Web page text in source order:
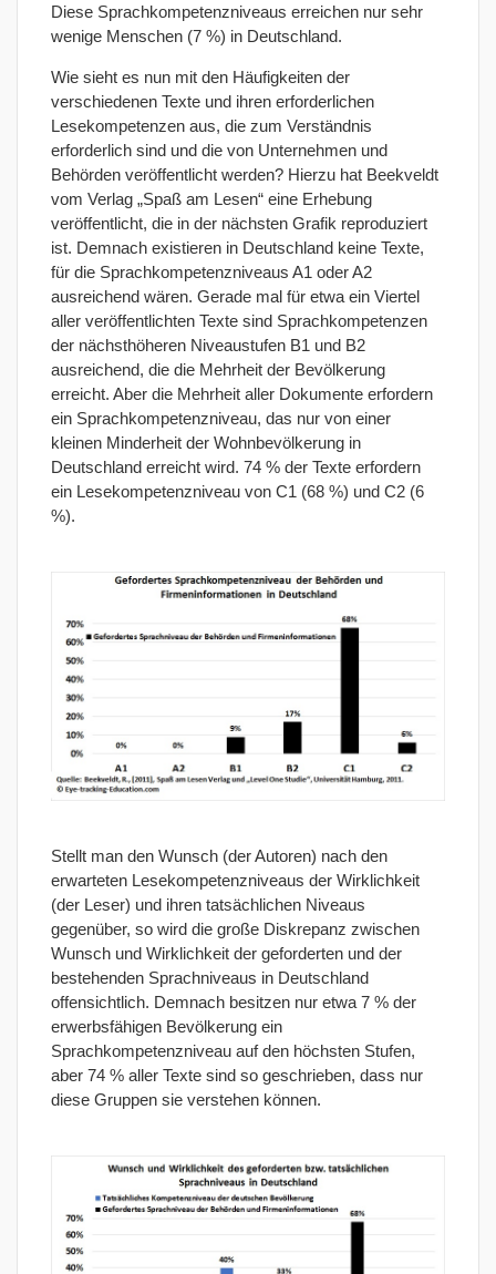
Diese Sprachkompetenzniveaus erreichen nur sehr
wenige Menschen (7 %) in Deutschland.
Wie sieht es nun mit den Häufigkeiten der
verschiedenen Texte und ihren erforderlichen
Lesekompetenzen aus, die zum Verständnis
erforderlich sind und die von Unternehmen und
Behörden veröffentlicht werden? Hierzu hat Beekveldt
vom Verlag „Spaß am Lesen“ eine Erhebung
veröffentlicht, die in der nächsten Grafik reproduziert
ist. Demnach existieren in Deutschland keine Texte,
für die Sprachkompetenzniveaus A1 oder A2
ausreichend wären. Gerade mal für etwa ein Viertel
aller veröffentlichten Texte sind Sprachkompetenzen
der nächsthöheren Niveaustufen B1 und B2
ausreichend, die die Mehrheit der Bevölkerung
erreicht. Aber die Mehrheit aller Dokumente erfordern
ein Sprachkompetenzniveau, das nur von einer
kleinen Minderheit der Wohnbevölkerung in
Deutschland erreicht wird. 74 % der Texte erfordern
ein Lesekompetenzniveau von C1 (68 %) und C2 (6
%).
Stellt man den Wunsch (der Autoren) nach den
erwarteten Lesekompetenzniveaus der Wirklichkeit
(der Leser) und ihren tatsächlichen Niveaus
gegenüber, so wird die große Diskrepanz zwischen
Wunsch und Wirklichkeit der geforderten und der
bestehenden Sprachniveaus in Deutschland
offensichtlich. Demnach besitzen nur etwa 7 % der
erwerbsfähigen Bevölkerung ein
Sprachkompetenzniveau auf den höchsten Stufen,
aber 74 % aller Texte sind so geschrieben, dass nur
diese Gruppen sie verstehen können.